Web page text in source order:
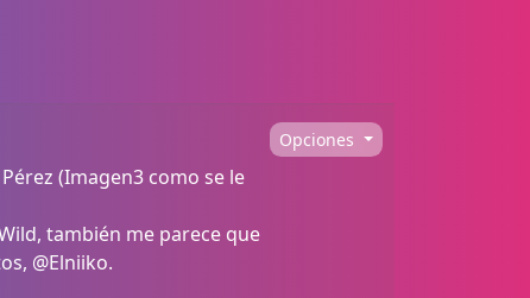
Opciones
(Imagen3 como se le
también me parece que
@Elniiko.